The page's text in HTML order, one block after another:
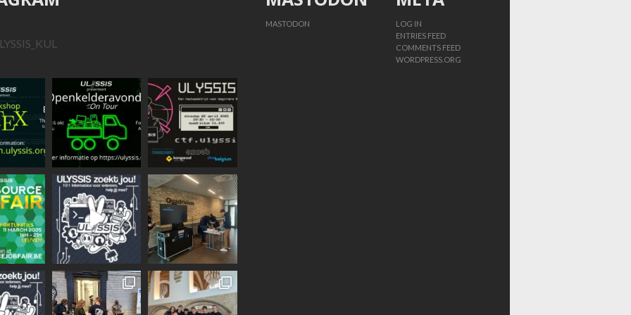
MASTODON
LOG IN
ENTRIES FEED
COMMENTS FEED
WORDPRESS.ORG